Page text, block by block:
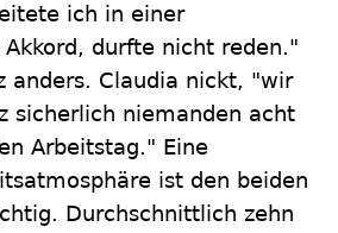
ich in einer
durfte nicht reden."
anders. Claudia nickt, "wir
sicherlich niemanden acht
Arbeitstag." Eine
ist den beiden
Durchschnittlich zehn